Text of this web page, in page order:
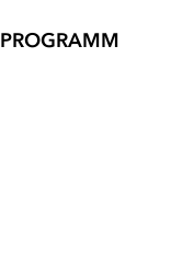
PROGRAMM